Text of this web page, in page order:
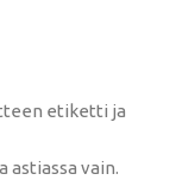
etiketti ja
astiassa vain.